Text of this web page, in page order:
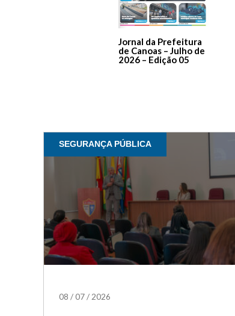
Jornal da Prefeitura
de Canoas – Julho de
2026 – Edição 05
SEGURANÇA PÚBLICA
08 /07/ 2026